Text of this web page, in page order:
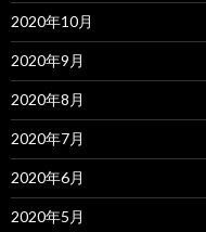
2020年10月
2020年9月
2020年8月
2020年7月
2020年6月
2020年5月